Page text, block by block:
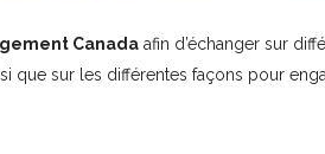
Canada afin d’échanger sur
que sur les différentes façons pour